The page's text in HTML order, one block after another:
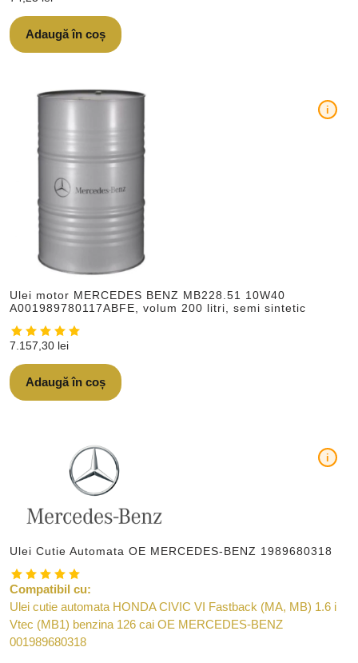
Adaugă în coș
Ulei motor MERCEDES BENZ MB228.51 10W40
A001989780117ABFE, volum 200 litri, semi sintetic
i
7.157,30 lei
Adaugă în coș
Ulei Cutie Automata OE MERCEDES-BENZ 1989680318
i
Compatibil cu:
Ulei cutie automata HONDA CIVIC VI Fastback (MA, MB) 1.6 i
Vtec (MB1) benzina 126 cai OE MERCEDES-BENZ
001989680318